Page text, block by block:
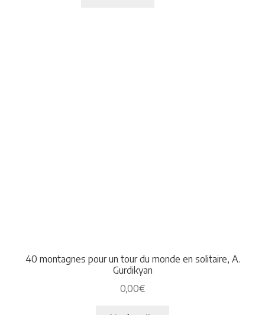
40 montagnes pour un tour du monde en solitaire, A.
Gurdikyan
0,00€